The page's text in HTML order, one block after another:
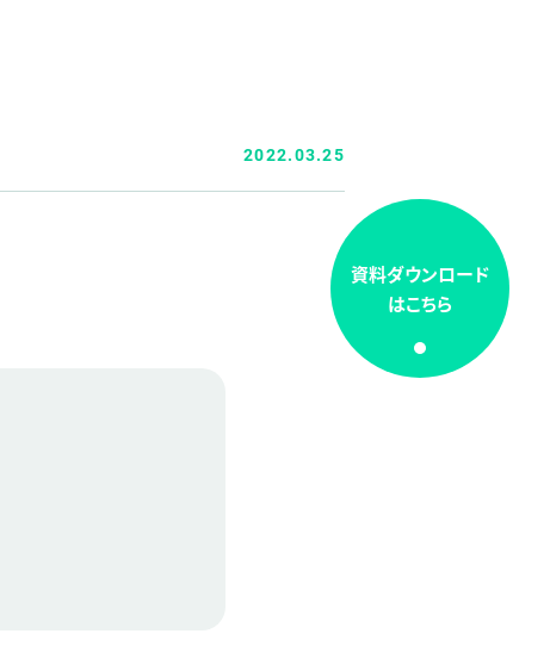
2022.03.25
資料ダウンロード
はこちら